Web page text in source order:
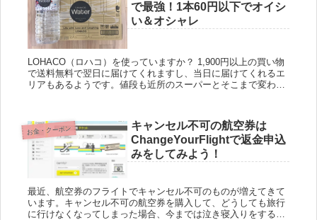
で最強！1本60円以下でオイシ
い＆オシャレ
LOHACO（ロハコ）を使っていますか？ 1,900円以上の買い物
で送料無料で翌日に届けてくれますし、当日に届けてくれるエ
リアもあるようです。値段も近所のスーパーとそこまで変わら
お金・クーポン
キャンセル不可の航空券は
ChangeYourFlightで返金申込
みをしてみよう！
最近、航空券のフライトでキャンセル不可のものが増えてきて
います。キャンセル不可の航空券を購入して、どうしても旅行
に行けなくなってしまった場合、今までは泣き寝入りをするし